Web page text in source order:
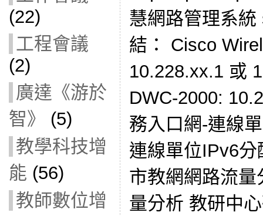
(22)
工程會議
(2)
廣達《游於
智》
(5)
教學科技增
能 (56)
教師數位增
慧網路管理系
結： Cisco
10.228.xx.1 或
DWC-2000:
務入口網-連線
連線單位IPv6
市教網網路流
量分析 教研中